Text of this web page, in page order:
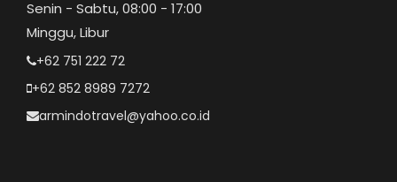
Senin - Sabtu, 08:00 - 17:00
Minggu, Libur
+62 751 222 72
+62 852 8989 7272
armindotravel@yahoo.co.id